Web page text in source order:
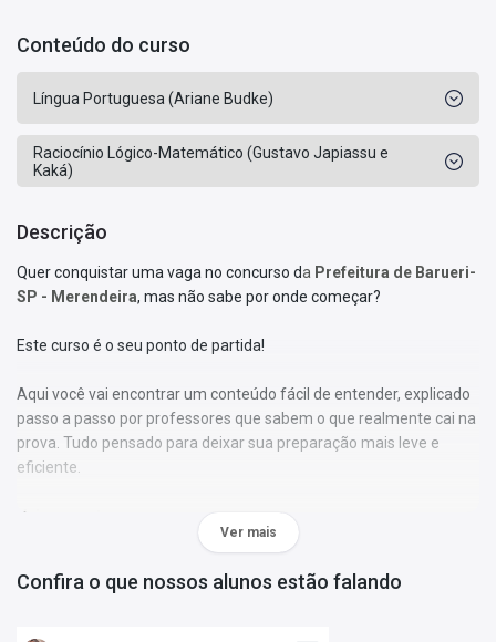
Conteúdo do curso
Língua Portuguesa (Ariane Budke)
Raciocínio Lógico-Matemático (Gustavo Japiassu e
Kaká)
Descrição
Quer conquistar uma vaga no concurso da Prefeitura de Barueri-
SP - Merendeira, mas não sabe por onde começar?
Este curso é o seu ponto de partida!
Aqui você vai encontrar um conteúdo fácil de entender, explicado
passo a passo por professores que sabem o que realmente cai na
prova. Tudo pensado para deixar sua preparação mais leve e
eficiente.
Veja o que te espera:
acompanhadas de slides que ajudam a fixar o conteúdo;
Professores especialistas
Ver mais
Confira o que nossos alunos estão falando